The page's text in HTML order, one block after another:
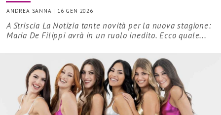
ANDREA SANNA | 16 GEN 2026
A Striscia La Notizia tante novità per la nuova stagione:
Maria De Filippi avrà in un ruolo inedito. Ecco quale...